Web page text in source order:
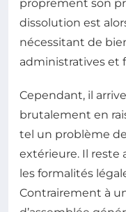
proprement son
dissolution est
nécessitant de
administratives et
Cependant, il
brutalement en
tel un problème
extérieure. Il reste
les formalités
Contrairement à